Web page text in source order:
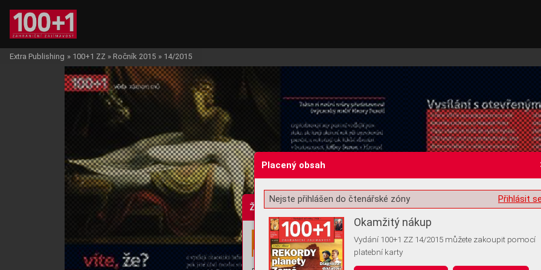
Žádost o souhlas s ukládáním volitelných informací
Extra Publishing » 100+1 ZZ » Ročník 2015 » 14/2015
Placený obsah
Přihlásit
Nejste přihlášen do čtenářské zóny
Okamžitý nákup
Vydání 100+1 ZZ 14/2015 můžete zakoupit pomocí
platební karty